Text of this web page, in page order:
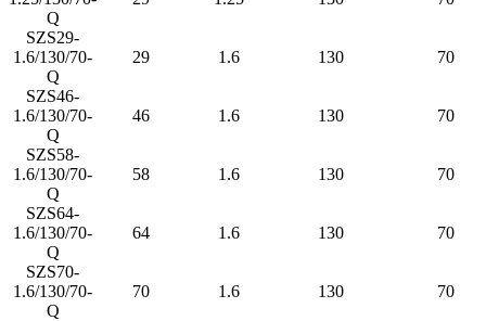
Q
SZS29-
1.6/130/70-
Q
29 1.6 130 70
SZS46-
1.6/130/70-
Q
46 1.6 130 70
SZS58-
1.6/130/70-
Q
58 1.6 130 70
SZS64-
1.6/130/70-
Q
64 1.6 130 70
SZS70-
1.6/130/70-
Q
70 1.6 130 70